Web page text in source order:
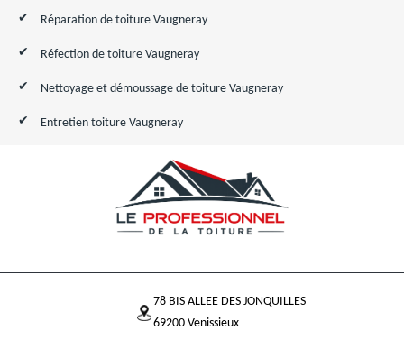
Réparation de toiture Vaugneray
Réfection de toiture Vaugneray
Nettoyage et démoussage de toiture Vaugneray
Entretien toiture Vaugneray
78 BIS ALLEE DES JONQUILLES
69200 Venissieux